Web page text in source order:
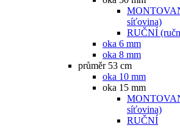
síťovina)
RUČNÍ
oka 6 mm
oka 8 mm
průměr 53 cm
oka 10 mm
oka 15 mm
síťovina)
RUČNÍ